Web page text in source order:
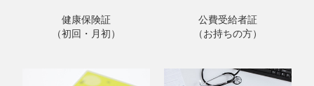
健康保険証
（初回・月初）
公費受給者証
（お持ちの方）